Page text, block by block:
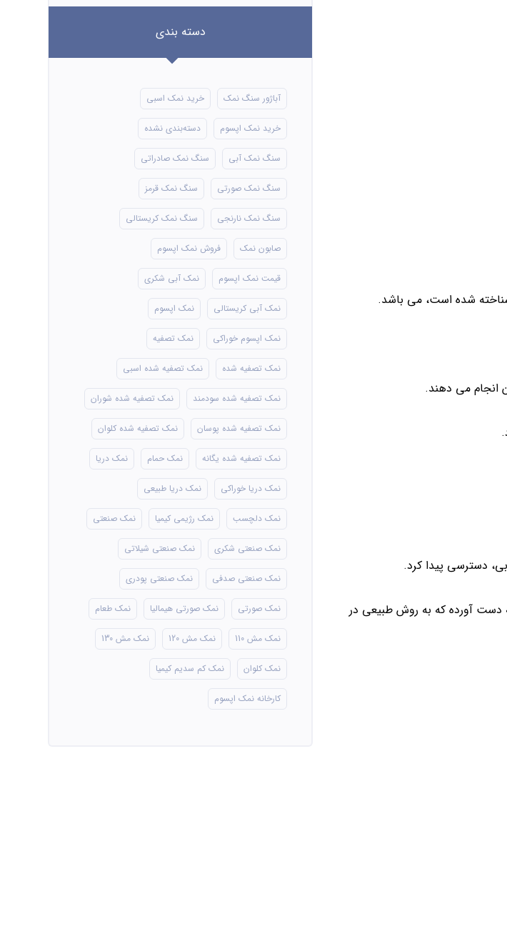
شده است، می باشد.
انجام می دهند.
دسترسی پیدا کرد.
دست آورده که به روش طبیعی در
دسته بندی
آباژور سنگ نمک خرید نمک اسبی
خرید نمک اپسوم دسته‌بندی نشده
سنگ نمک آبی سنگ نمک صادراتی
سنگ نمک صورتی سنگ نمک قرمز
سنگ نمک نارنجی سنگ نمک کریستالی
صابون نمک فروش نمک اپسوم
قیمت نمک اپسوم نمک آبی شکری
نمک آبی کریستالی نمک اپسوم
نمک اپسوم خوراکی نمک تصفیه
نمک تصفیه شده نمک تصفیه شده اسبی
نمک تصفیه شده سودمند نمک تصفیه شده شوران
نمک تصفیه شده پوسان نمک تصفیه شده کلوان
نمک تصفیه شده یگانه نمک حمام نمک دریا
نمک دریا خوراکی نمک دریا طبیعی
نمک دلچسب نمک رژیمی کیمیا نمک صنعتی
نمک صنعتی شکری نمک صنعتی شیلاتی
نمک صنعتی صدفی نمک صنعتی پودری
نمک صورتی نمک صورتی هیمالیا نمک طعام
نمک مش 110 نمک مش 120 نمک مش 130
نمک کلوان نمک کم سدیم کیمیا
کارخانه نمک اپسوم